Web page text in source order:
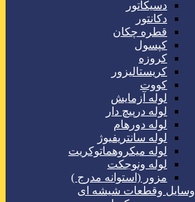
دسیکاتور
دکانتور
قطره چکان
کپسول
کروزه
کریستالیزور
کووت
لوله آزمایش
لوله درپیچ دار
لوله دورهام
لوله سانتریفیوژ
لوله میکروهماتوکریت
لوله ونوجکت
مزور (استوانه مدرج )
وسایل وقطعات شیشه ای